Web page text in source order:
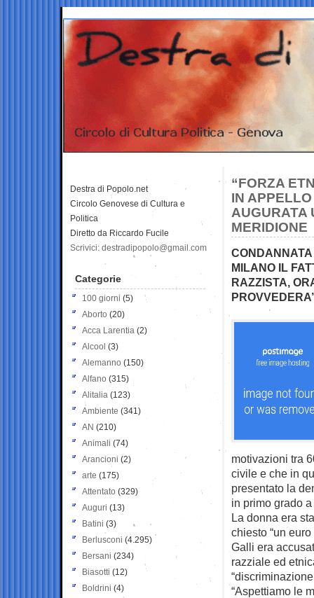
“FORZA
IN
AUGURATA
MERIDIONE
MILANO IL
RAZZISTA,
motivazioni tra
civile e che in
presentato la
in primo grado
La donna era
chiesto “un
Galli era
razziale ed
“Aspettiamo le
Destra di Popolo.net
Circolo Genovese di Cultura e
Politica
Diretto da Riccardo Fucile
Scrivici: destradipopolo@gmail.com
Categorie
100 giorni (5)
Aborto (20)
Acca Larentia (2)
Alcool (3)
Alemanno (150)
Alfano (315)
Alitalia (123)
Ambiente (341)
AN (210)
Animali (74)
Arancioni (2)
arte (175)
Attentato (329)
Auguri (13)
Batini (3)
Berlusconi (4.295)
Bersani (234)
Biasotti (12)
Boldrini (4)